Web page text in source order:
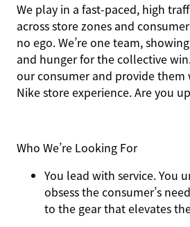
We play in a fast-paced, high
across store zones and
no ego. We’re one team,
and hunger for the collective
our consumer and provide
Nike store experience. Are you
Who We’re Looking For
You lead with service.You
obsess the consumer’s
to the gear that elevates